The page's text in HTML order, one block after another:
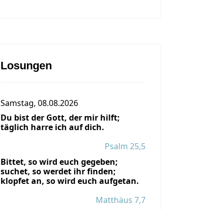
Losungen
Samstag, 08.08.2026
Du bist der Gott, der mir hilft;
täglich harre ich auf dich.
Psalm 25,5
Bittet, so wird euch gegeben;
suchet, so werdet ihr finden;
klopfet an, so wird euch aufgetan.
Matthäus 7,7